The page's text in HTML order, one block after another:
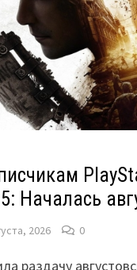
Началась
2026 0
раздачу